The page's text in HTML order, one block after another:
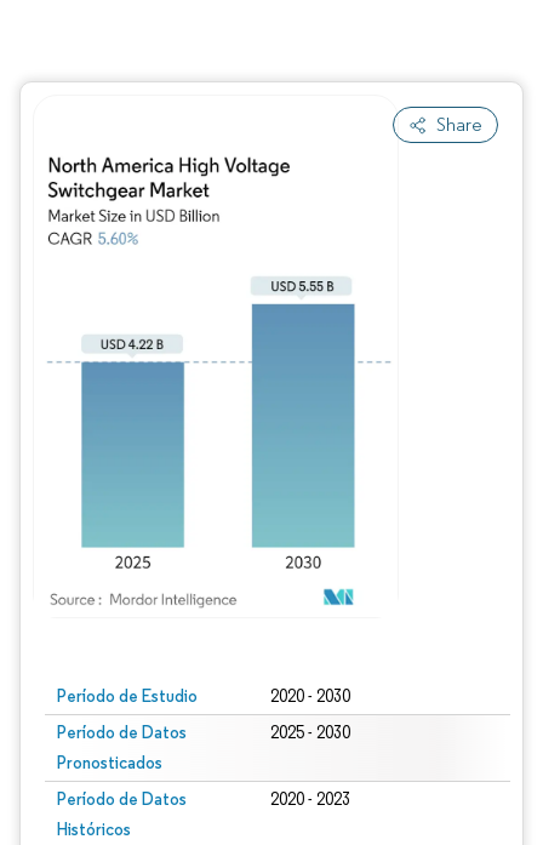
Share
Período de Estudio 2020 - 2030
Período de Datos
Pronosticados
2025 - 2030
Período de Datos
Históricos
2020 - 2023